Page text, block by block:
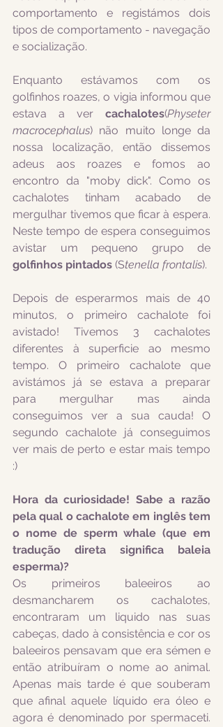
comportamento e registámos dois
tipos de comportamento - navegação
e socialização.
Enquanto estávamos com os
golfinhos roazes, o vigia informou que
estava a ver cachalotes(Physeter
macrocephalus) não muito longe da
nossa localização, então dissemos
adeus aos roazes e fomos ao
encontro da "moby dick". Como os
cachalotes tinham acabado de
mergulhar tivemos que ficar à espera.
Neste tempo de espera conseguimos
golfinhos pintados (Stenella frontalis).
Depois de esperarmos mais de 40
minutos, o primeiro cachalote foi
avistado! Tivemos 3 cachalotes
diferentes à superficie ao mesmo
tempo. O primeiro cachalote que
avistámos já se estava a preparar
para mergulhar mas ainda
conseguimos ver a sua cauda! O
segundo cachalote já conseguimos
ver mais de perto e estar mais tempo
:)
Hora da curiosidade! Sabe a razão
pela qual o cachalote em inglês tem
o nome de sperm whale (que em
tradução direta significa baleia
esperma)?
Os primeiros baleeiros ao
desmancharem os cachalotes,
encontraram um liquido nas suas
cabeças, dado à consistência e cor os
baleeiros pensavam que era sémen e
então atribuíram o nome ao animal.
Apenas mais tarde é que souberam
que afinal aquele líquido era óleo e
agora é denominado por spermaceti.